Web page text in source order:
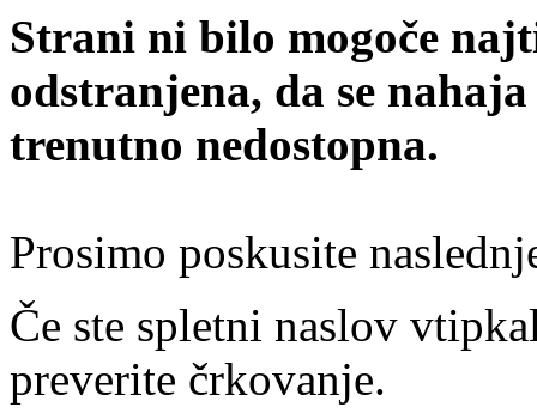
Strani ni bilo mogoče
odstranjena, da se
trenutno nedostopna.
Prosimo poskusite
Če ste spletni naslov
preverite črkovanje.